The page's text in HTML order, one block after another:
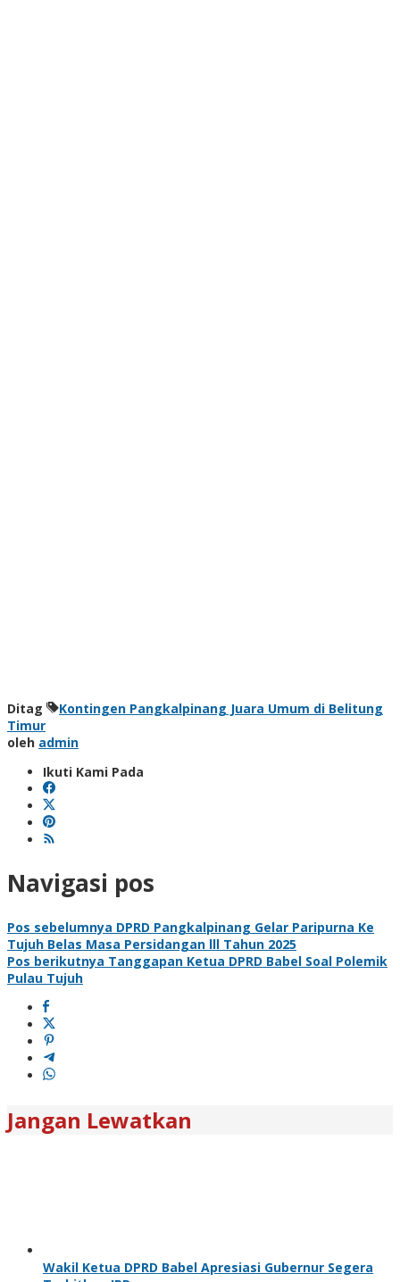
Ditag
Kontingen Pangkalpinang Juara Umum di Belitung
Timur
oleh admin
Ikuti Kami Pada
Navigasi pos
Pos sebelumnya DPRD Pangkalpinang Gelar Paripurna Ke
Tujuh Belas Masa Persidangan lll Tahun 2025
Pos berikutnya Tanggapan Ketua DPRD Babel Soal Polemik
Pulau Tujuh
Jangan Lewatkan
Wakil Ketua DPRD Babel Apresiasi Gubernur Segera